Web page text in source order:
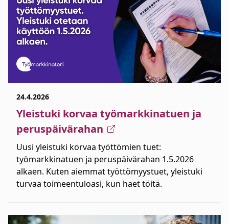
24.4.2026
Yleistuki korvaa työmarkkinatuen ja
peruspäivärahan
Uusi yleistuki korvaa työttömien tuet:
työmarkkinatuen ja peruspäivärahan 1.5.2026
alkaen. Kuten aiemmat työttömyystuet, yleistuki
turvaa toimeentuloasi, kun haet töitä.